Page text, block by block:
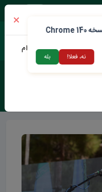
از طریق لینک زیر اقدام
لطفاً مرورگر خود را به آخرین نسخه Chrome 140
نه، فعلا! بله